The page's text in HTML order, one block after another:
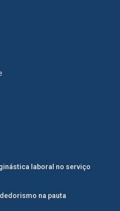
laboral no serviço
na pauta